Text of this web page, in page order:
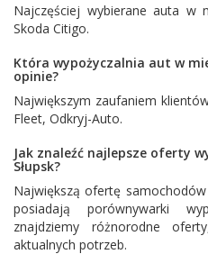
Najczęściej wybierane auta w
Skoda Citigo.
Która wypożyczalnia aut w
opinie?
Największym zaufaniem
Fleet, Odkryj-Auto.
Jak znaleźć najlepsze oferty
Słupsk?
Największą ofertę
posiadają porównywarki
znajdziemy różnorodne
aktualnych potrzeb.